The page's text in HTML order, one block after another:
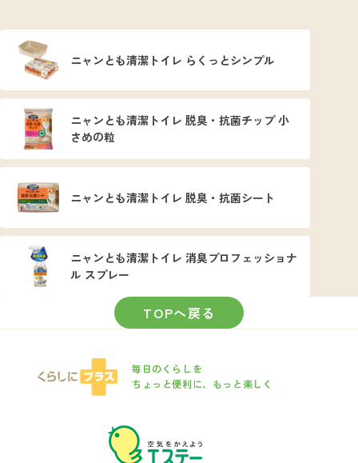
ニャンとも清潔トイレ らくっとシンプル
ニャンとも清潔トイレ 脱臭・抗菌チップ 小
さめの粒
ニャンとも清潔トイレ 脱臭・抗菌シート
ニャンとも清潔トイレ 消臭プロフェッショナ
ル スプレー
TOPへ戻る
毎日のくらしを
ちょっと便利に、もっと楽しく